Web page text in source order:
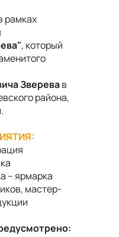
рамках
, который
Зверевав
района,
– ярмарка
мастер-